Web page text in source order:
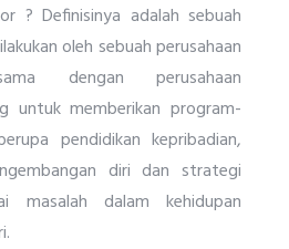
? Definisinya adalah sebuah
oleh sebuah perusahaan
dengan perusahaan
untuk memberikan program-
pendidikan kepribadian,
diri dan strategi
masalah dalam kehidupan